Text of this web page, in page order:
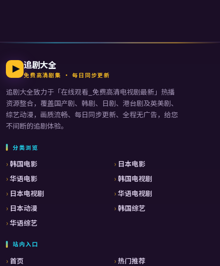
追剧大全
免费高清剧集 · 每日同步更新
追剧大全致力于「在线观看_免费高清电视剧最新 」热播
资源整合，覆盖国产剧、韩剧、日剧、港台剧及英美剧、
综艺动漫，画质流畅、每日同步更新、全程无广告，给您
不间断的追剧体验。
分类浏览
韩国电影
日本电影
华语电影
韩国电视剧
日本电视剧
华语电视剧
日本动漫
韩国综艺
华语综艺
站内入口
首页 热门推荐